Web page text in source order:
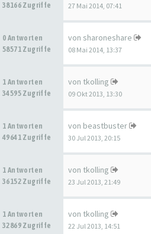
38166 Zugriffe
27 Mai 2014, 07:41
0 Antworten
58571 Zugriffe
von sharoneshare
08 Mai 2014, 13:37
1 Antworten
34595 Zugriffe
von tkolling
09 Okt 2013, 13:30
1 Antworten
49641 Zugriffe
von beastbuster
30 Jul 2013, 20:15
1 Antworten
36152 Zugriffe
von tkolling
23 Jul 2013, 21:49
1 Antworten
32869 Zugriffe
von tkolling
22 Jul 2013, 14:51